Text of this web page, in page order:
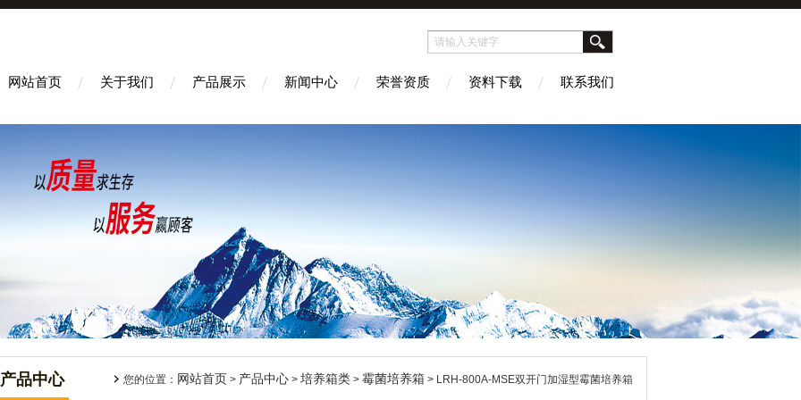
网站首页 关于我们 产品展示 新闻中心 荣誉资质 资料下载 联系我们
产品中心 您的位置： 网站首页 > 产品中心 > 培养箱类 > 霉菌培养箱 > LRH-800A-MSE双开门加湿型霉菌培养箱